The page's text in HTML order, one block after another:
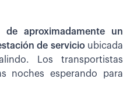
de aproximadamente un
de servicio ubicada
Los transportistas
noches esperando para